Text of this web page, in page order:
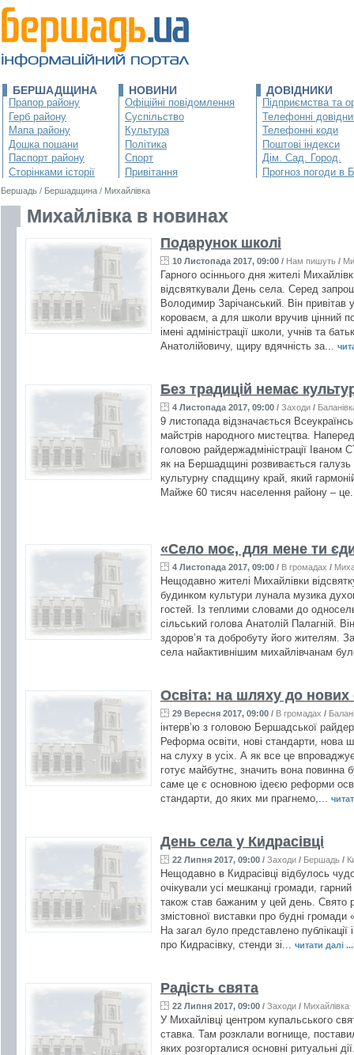
БЕРШАДЩИНА
Прапор району
Герб району
Мапа району
Дошка пошани
Паспорт району
Сторінками історії
НОВИНИ
Офіційні повідомлення
Суспільство
Культура
Політика
Спорт
Привітання
ДОВІДНИКИ
Підприємства та
Телефонні
Телефонні коди
Поштові індекси
Дім. Сад. Город.
Прогноз погоди в
Бершадь / Бершадщина / Михайлівка
Михайлівка в новинах
Подарунок школі
10 Листопада 2017, 09:00 / Нам пишуть /
Гарного осіннього дня жителі
відсвяткували День села. Серед
Володимир Зарічанський. Він привітав
короваєм, а для школи вручив цінний
імені адміністрації школи, учнів та
Анатолійовичу, щиру вдячність за...
Без традицій немає
4 Листопада 2017, 09:00 / Заходи /
9 листопада відзначається
майстрів народного мистецтва.
головою райдержадміністрації
як на Бершадщині розвивається
культурну спадщину край, який
Майже 60 тисяч населення району –
«Село моє, для мене ти
4 Листопада 2017, 09:00 / В громадах /
Нещодавно жителі Михайлівки
будинком культури лунала музика
гостей. Із теплими словами до
сільський голова Анатолій Палагній.
здоров’я та добробуту його жителям.
села найактивнішим михайлівчанам
Освіта: на шляху до нових
29 Вересня 2017, 09:00 / В громадах /
інтерв’ю з головою Бершадської
Реформа освіти, нові стандарти, нова
на слуху в усіх. А як все це
готує майбутнє, значить вона повинна
саме це є основною ідеєю реформи
стандарти, до яких ми прагнемо,...
День села у Кидрасівці
22 Липня 2017, 09:00 / Заходи / Бершадь /
Нещодавно в Кидрасівці відбулось
очікували усі мешканці громади,
також став бажаним у цей день. Свято
змістовної виставки про будні
На загал було представлено
про Кидрасівку, стенди зі... читати далі
Радість свята
22 Липня 2017, 09:00 / Заходи / Михайлівка
У Михайлівці центром купальського
ставка. Там розклали вогнище,
яких розгорталися основні ритуальні